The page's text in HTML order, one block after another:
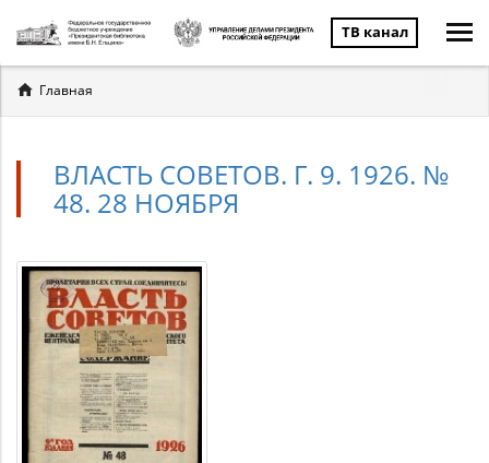
ТВ канал
Вы
здесь
Главная
ВЛАСТЬ СОВЕТОВ. Г. 9. 1926. №
48. 28 НОЯБРЯ